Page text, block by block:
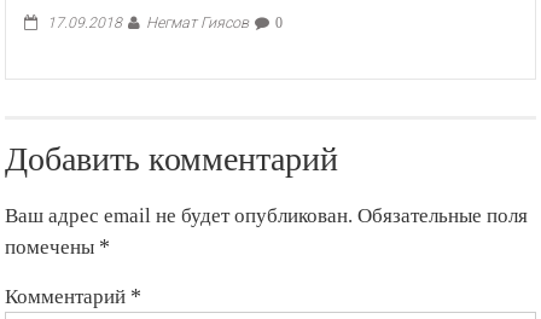
17.09.2018 Негмат Гиясов 0
Добавить комментарий
Ваш адрес email не будет опубликован. Обязательные поля
помечены *
Комментарий *